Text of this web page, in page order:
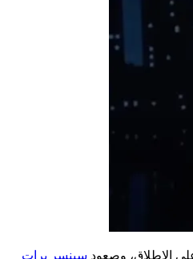
الإطلاق، وصعود سبنسر برات